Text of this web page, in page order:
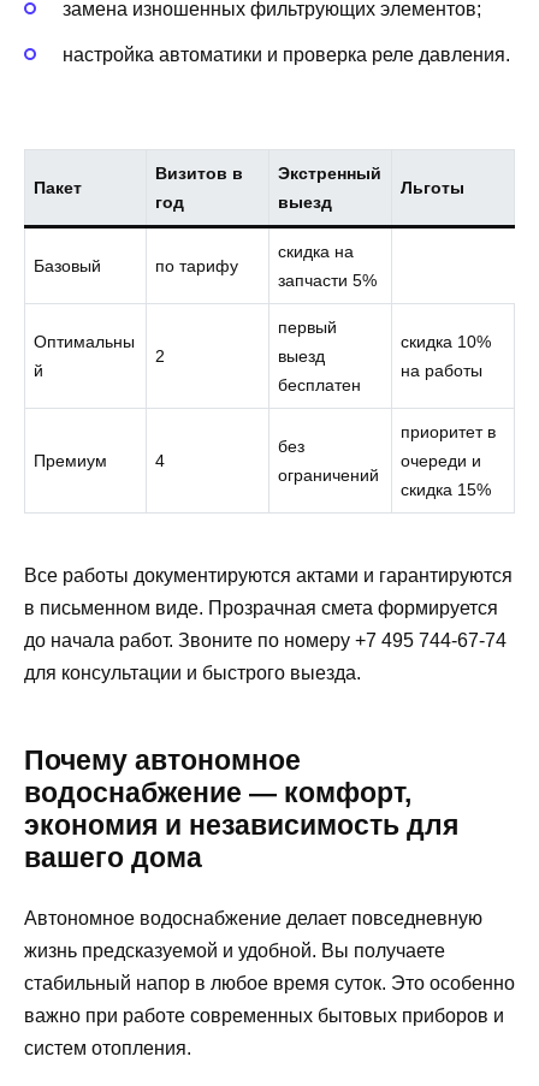
замена изношенных фильтрующих элементов;
настройка автоматики и проверка реле давления.
Пакет
Визитов в
год
Экстренный
выезд
Льготы
Базовый по тарифу
скидка на
запчасти 5%
Оптимальны
й
2
первый
выезд
бесплатен
скидка 10%
на работы
Премиум 4
без
ограничений
приоритет в
очереди и
скидка 15%
Все работы документируются актами и гарантируются
в письменном виде. Прозрачная смета формируется
до начала работ. Звоните по номеру +7 495 744-67-74
для консультации и быстрого выезда.
Почему автономное
водоснабжение — комфорт,
экономия и независимость для
вашего дома
Автономное водоснабжение делает повседневную
жизнь предсказуемой и удобной. Вы получаете
стабильный напор в любое время суток. Это особенно
важно при работе современных бытовых приборов и
систем отопления.